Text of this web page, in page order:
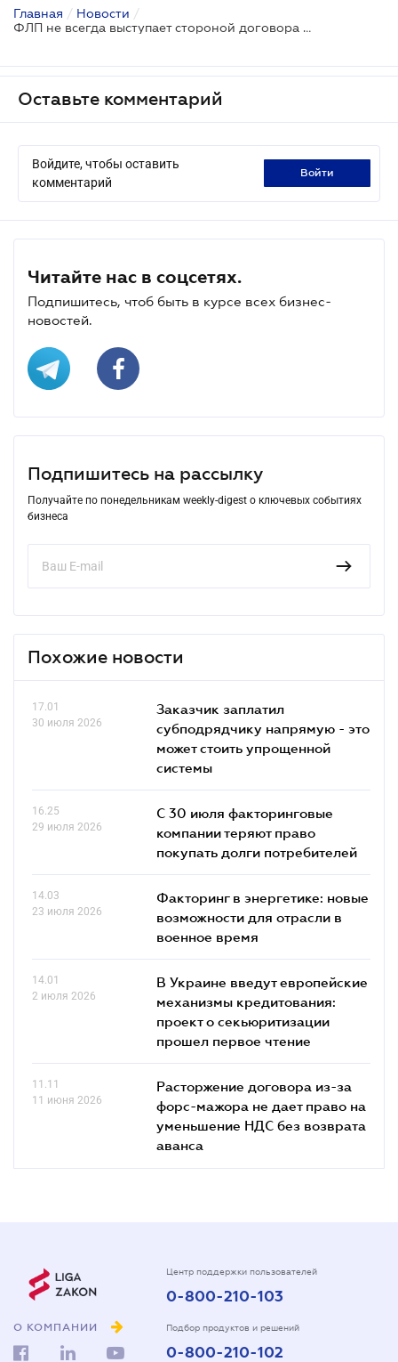
Главная / Новости /
ФЛП не всегда выступает стороной договора как предприниматель
Оставьте комментарий
Войдите, чтобы оставить
комментарий
войти
Читайте нас в соцсетях.
Подпишитесь, чтоб быть в курсе всех бизнес-
новостей.
Подпишитесь на рассылку
Получайте по понедельникам weekly-digest о ключевых событиях
бизнеса
Похожие новости
17.01
30 июля 2026
Заказчик заплатил
субподрядчику напрямую - это
может стоить упрощенной
системы
16.25
29 июля 2026
С 30 июля факторинговые
компании теряют право
покупать долги потребителей
14.03
23 июля 2026
Факторинг в энергетике: новые
возможности для отрасли в
военное время
14.01
2 июля 2026
В Украине введут европейские
механизмы кредитования:
проект о секьюритизации
прошел первое чтение
11.11
11 июня 2026
Расторжение договора из-за
форс-мажора не дает право на
уменьшение НДС без возврата
аванса
О КОМПАНИИ
Центр поддержки пользователей
0-800-210-103
Подбор продуктов и решений
0-800-210-102